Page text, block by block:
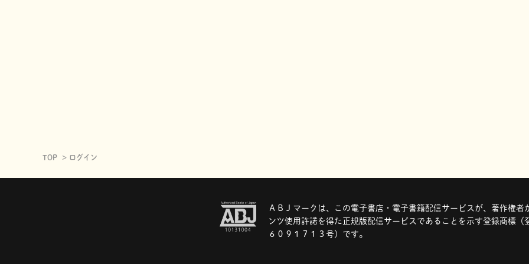
TOP ログイン
ＡＢＪマークは、この電子書店・電子書籍配信サービスが、著作権者
ンツ使用許諾を得た正規版配信サービスであることを示す登録商標（
６０９１７１３号）です。